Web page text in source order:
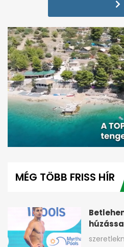
minutes,
MÉG TÖBB FRISS HÍR